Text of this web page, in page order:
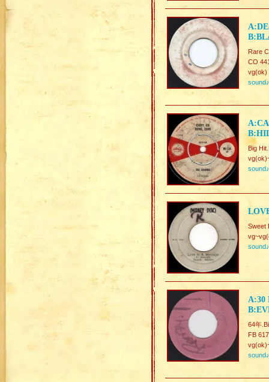
Rare
CO
vg(ok)
sound♪
Big
sound♪
Sweet
sound♪
A:30
64年
FB
sound♪